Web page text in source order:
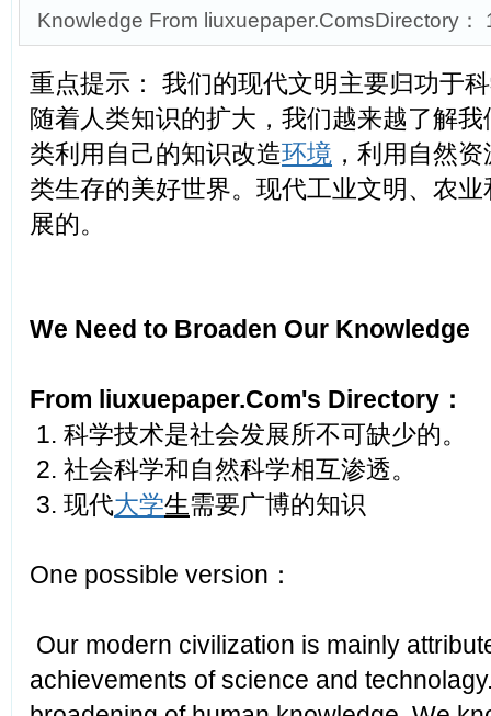
Knowledge From liuxuepaper.ComsDirectory：
重点提示： 我们的现代文明主要归功于
随着人类知识的扩大，我们越来越了解我
类利用自己的知识改造环境 ，利用自然
类生存的美好世界。现代工业文明、农
展的。
We Need to Broaden Our Knowledge
From liuxuepaper.Com's Directory：
1. 科学技术是社会发展所不可缺少的。
2. 社会科学和自然科学相互渗透。
3. 现代大学生需要广博的知识
One possible version：
Our modern civilization is mainly
achievements of science and